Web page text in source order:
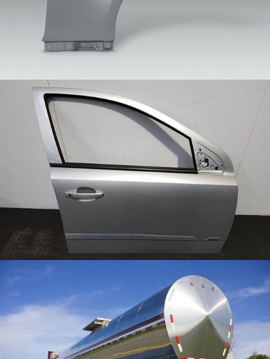
gelişmesiyle birlikte
Tanker kamyonu alüminyum levha
"Tanker kamyonu alüminyum levha" özel bir
alüminyum alaşımlı plakadır, Tanker kamyonlarının
ana yapısını veya dahili depolama tanklarını üretmek
için kullanılan alüminyum alaşımlı levhayı ifade eder.
(petrol tankeri kamyonları gibi, sıvılaştırılmış gaz
tankerleri, kimyasal taşıma tankerleri, vb.)
İlaç ambalajı alüminyum folyo
Farmasötik ambalaj alüminyum folyo, tabletler gibi
çeşitli farmasötik ürünlerin paketlenmesinde kullanılan